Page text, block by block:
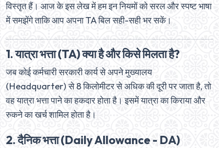
विस्तृत हैं। आज के इस लेख में हम इन नियमों को सरल और स्पष्ट भाषा
में समझेंगे ताकि आप अपना TA बिल सही-सही भर सकें।
1. यात्रा भत्ता (TA) क्या है और किसे मिलता है?
जब कोई कर्मचारी सरकारी कार्य से अपने मुख्यालय
(Headquarter) से 8 किलोमीटर से अधिक की दूरी पर जाता है, तो
वह यात्रा भत्ता पाने का हकदार होता है। इसमें यात्रा का किराया और
रुकने का खर्च शामिल होता है।
2. दैनिक भत्ता (Daily Allowance - DA)